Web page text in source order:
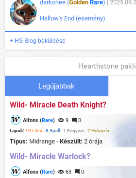
darkonee (Golden Rare) |
Hallow's End (esemény)
+ HS Blog beküldése
Hearthstone
Legújabbak
Wild- Miracle Death Knight?
Alfons (Rare) 9 0
Lapok: 19 Lény-8 Spell - 1 Fegyver-2 Helyszín
Típus: Midrange - Készült: 2 órája
Wild- Miracle Warlock?
Alfons (Rare) 63 0